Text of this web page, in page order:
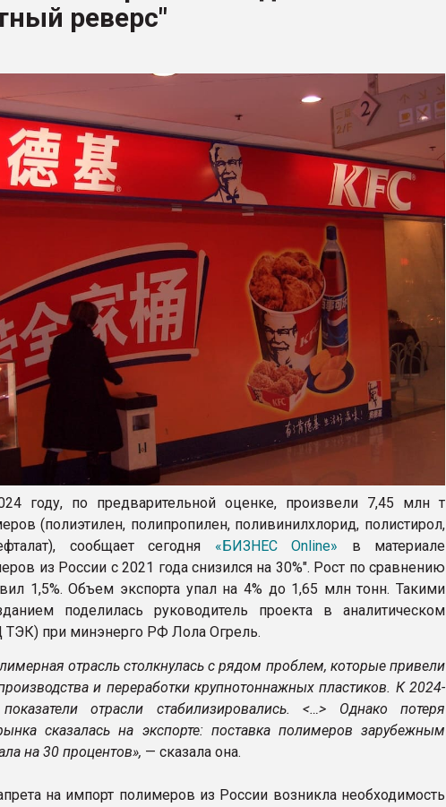
реверс"
году, по предварительной оценке, произвели 7,45 млн т
(полиэтилен, полипропилен, поливинилхлорид, полистирол,
сообщает сегодня «БИЗНЕС Online» в материале
из России с 2021 года снизился на 30%". Рост по сравнению
1,5%. Объем экспорта упал на 4% до 1,65 млн тонн. Такими
поделилась руководитель проекта в аналитическом
ТЭК) при минэнерго РФ Лола Огрель.
отрасль столкнулась с рядом проблем, которые привели
и переработки крупнотоннажных пластиков. К 2024-
отрасли стабилизировались. <…> Однако потеря
сказалась на экспорте: поставка полимеров зарубежным
на 30 процентов», — сказала она.
на импорт полимеров из России возникла необходимость